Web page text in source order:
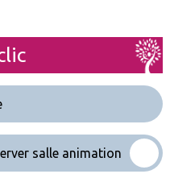
salle animation